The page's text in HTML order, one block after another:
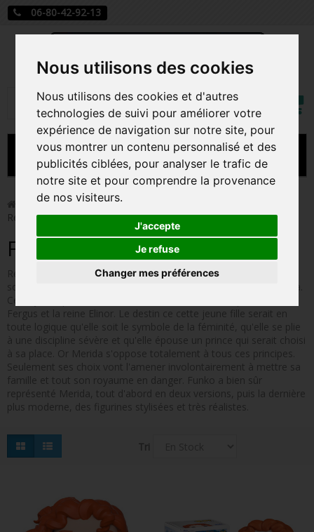
Nous utilisons des cookies
Nous utilisons des cookies et d'autres
technologies de suivi pour améliorer votre
expérience de navigation sur notre site, pour
vous montrer un contenu personnalisé et des
publicités ciblées, pour analyser le trafic de
notre site et pour comprendre la provenance
de nos visiteurs.
J'accepte
Je refuse
Changer mes préférences
06-80-42-92-13
Rechercher
Mon
MENU
CARTE A JOUER
PRÉCOMMANDE FIGURINES POP
FIGURINES POP MANGA
FIGURINES POP DISNEY
FIGURINES POP MARVEL
FIGURINES POP MUSIQUE
FIGURINES POP SÉRIE TV
FIGURINES POP AUTRES FILMS
FIGURINES POP SPORTS
FIGURINES POP ANIME
FIGURINES POP STAR WARS
FIGURINES POP STRANGER THINGS
Funko Pop! > Figurines Pop Disney
Rebelle
Figurines Pop Rebelle
Rebelle est l'un des long-métrage des studios Walt Disney/Pixar,
sorti en 2012. L'héroïne de ce conte merveilleux s'appelle Merida.
Cette jeune princesse vit en Ecosse avec ses deux parents le roi
Fergus et la reine Elinor. Le destin ce cette jeune fille serait en
toute logique qu'elle soit le symbole de la féminité, qu'elle se plie
à une discipline sévère et qu'elle épouse un prince qui serait choisi
à sa place. Or Merida s'oppose totalement à tous ces principes.
Seulement ses choix vont l'amener involontairement à mettre sa
famille et tout son royaume en danger. Funko a bien sûr
représenté Merida, tout d'abord en deux versions, puis la dernière
plus moderne, des figurines stylisées et très réalistes.